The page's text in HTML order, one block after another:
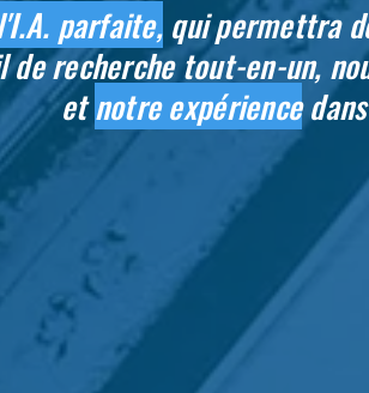
parfaite,qui permettra
recherche tout-en-un,
etnotre expérience